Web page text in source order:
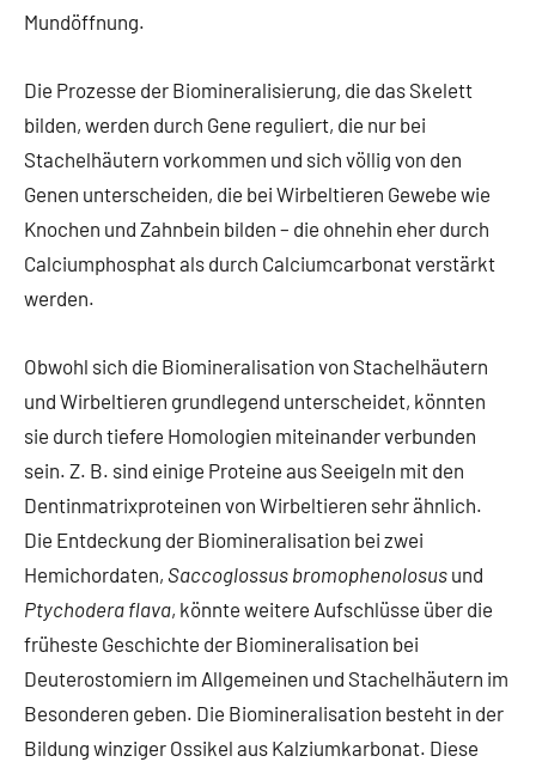
Mundöffnung.
Die Prozesse der Biomineralisierung, die das Skelett
bilden, werden durch Gene reguliert, die nur bei
Stachelhäutern vorkommen und sich völlig von den
Genen unterscheiden, die bei Wirbeltieren Gewebe wie
Knochen und Zahnbein bilden – die ohnehin eher durch
Calciumphosphat als durch Calciumcarbonat verstärkt
werden.
Obwohl sich die Biomineralisation von Stachelhäutern
und Wirbeltieren grundlegend unterscheidet, könnten
sie durch tiefere Homologien miteinander verbunden
sein. Z. B. sind einige Proteine aus Seeigeln mit den
Dentinmatrixproteinen von Wirbeltieren sehr ähnlich.
Die Entdeckung der Biomineralisation bei zwei
Hemichordaten, Saccoglossus bromophenolosus und
Ptychodera flava, könnte weitere Aufschlüsse über die
früheste Geschichte der Biomineralisation bei
Deuterostomiern im Allgemeinen und Stachelhäutern im
Besonderen geben. Die Biomineralisation besteht in der
Bildung winziger Ossikel aus Kalziumkarbonat. Diese